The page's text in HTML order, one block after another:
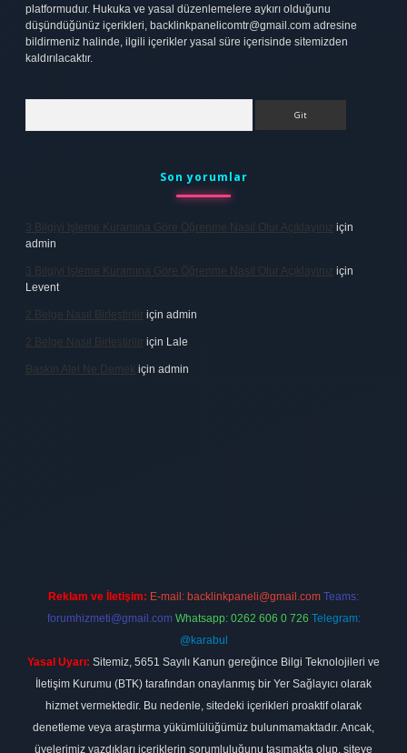
platformudur. Hukuka ve yasal düzenlemelere aykırı olduğunu
düşündüğünüz içerikleri, backlinkpanelicomtr@gmail.com adresine
bildirmeniz halinde, ilgili içerikler yasal süre içerisinde sitemizden
kaldırılacaktır.
Son yorumlar
3 Bilgiyi Işleme Kuramına Göre Öğrenme Nasıl Olur Açıklayınız için
admin
3 Bilgiyi Işleme Kuramına Göre Öğrenme Nasıl Olur Açıklayınız için
Levent
2 Belge Nasıl Birleştirilir için admin
2 Belge Nasıl Birleştirilir için Lale
Baskın Alel Ne Demek için admin
Reklam ve İletişim: E-mail: backlinkpaneli@gmail.com Teams:
forumhizmeti@gmail.com Whatsapp: 0262 606 0 726 Telegram:
@karabul
Yasal Uyarı: Sitemiz, 5651 Sayılı Kanun gereğince Bilgi Teknolojileri ve
İletişim Kurumu (BTK) tarafından onaylanmış bir Yer Sağlayıcı olarak
hizmet vermektedir. Bu nedenle, sitedeki içerikleri proaktif olarak
denetleme veya araştırma yükümlülüğümüz bulunmamaktadır. Ancak,
üyelerimiz yazdıkları içeriklerin sorumluluğunu taşımakta olup, siteye